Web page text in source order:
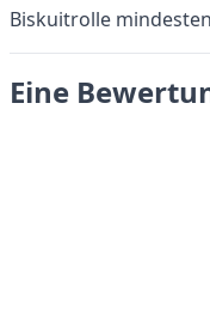
Biskuitrolle
Eine